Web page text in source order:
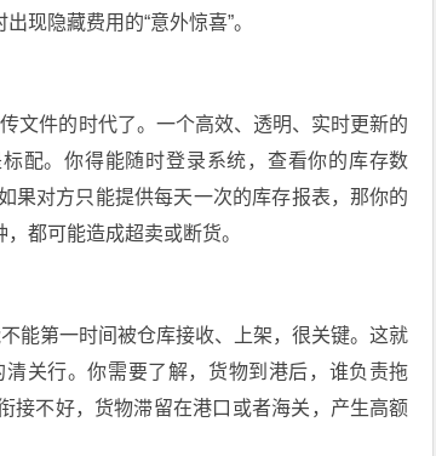
现隐藏费用的“意外惊喜”。
文件的时代了。一个高效、透明、实时更新的
配。你得能随时登录系统，查看你的库存数
果对方只能提供每天一次的库存报表，那你的
都可能造成超卖或断货。
能第一时间被仓库接收、上架，很关键。这就
关行。你需要了解，货物到港后，谁负责拖
接不好，货物滞留在港口或者海关，产生高额